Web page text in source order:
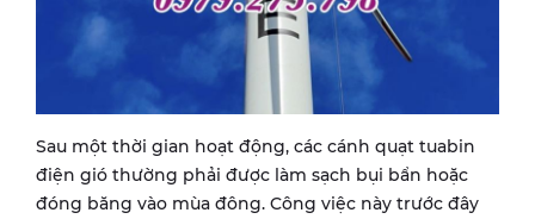
Sau một thời gian hoạt động, các cánh quạt tuabin
điện gió thường phải được làm sạch bụi bẩn hoặc
đóng băng vào mùa đông. Công việc này trước đây